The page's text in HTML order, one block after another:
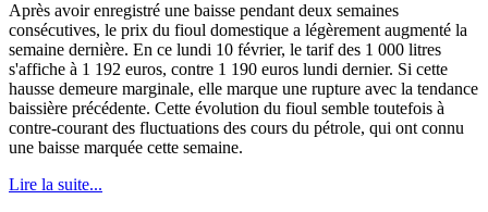
Après avoir enregistré une baisse pendant deux semaines
consécutives, le prix du fioul domestique a légèrement augmenté la
semaine dernière. En ce lundi 10 février, le tarif des 1 000 litres
s'affiche à 1 192 euros, contre 1 190 euros lundi dernier. Si cette
hausse demeure marginale, elle marque une rupture avec la tendance
baissière précédente. Cette évolution du fioul semble toutefois à
contre-courant des fluctuations des cours du pétrole, qui ont connu
une baisse marquée cette semaine.
Lire la suite...